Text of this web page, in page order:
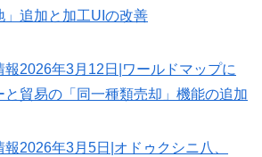
」追加と加工UIの改善
報2026年3月12日|ワールドマップに
と貿易の「同一種類売却」機能の追加
2026年3月5日|オドゥクシニ八、